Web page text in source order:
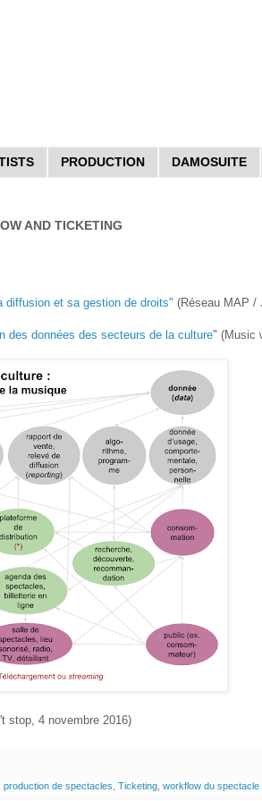
PRODUCTION DAMOSUITE
AND TICKETING
diffusion et sa gestion de droits" (Réseau MAP /
des données des secteurs de la culture" (Music
stop, 4 novembre 2016)
production de spectacles Ticketing workflow du spectacle